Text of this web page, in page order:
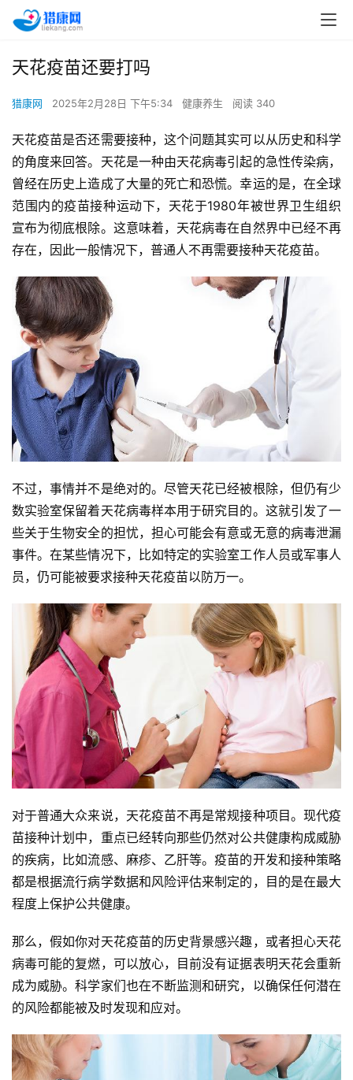
天花疫苗还要打吗
猎康网 2025年2月28日 下午5:34 健康养生 阅读 340
天花疫苗是否还需要接种，这个问题其实可以从历史和科学
的角度来回答。天花是一种由天花病毒引起的急性传染病，
曾经在历史上造成了大量的死亡和恐慌。幸运的是，在全球
范围内的疫苗接种运动下，天花于1980年被世界卫生组织
宣布为彻底根除。这意味着，天花病毒在自然界中已经不再
存在，因此一般情况下，普通人不再需要接种天花疫苗。
不过，事情并不是绝对的。尽管天花已经被根除，但仍有少
数实验室保留着天花病毒样本用于研究目的。这就引发了一
些关于生物安全的担忧，担心可能会有意或无意的病毒泄漏
事件。在某些情况下，比如特定的实验室工作人员或军事人
员，仍可能被要求接种天花疫苗以防万一。
对于普通大众来说，天花疫苗不再是常规接种项目。现代疫
苗接种计划中，重点已经转向那些仍然对公共健康构成威胁
的疾病，比如流感、麻疹、乙肝等。疫苗的开发和接种策略
都是根据流行病学数据和风险评估来制定的，目的是在最大
程度上保护公共健康。
那么，假如你对天花疫苗的历史背景感兴趣，或者担心天花
病毒可能的复燃，可以放心，目前没有证据表明天花会重新
成为威胁。科学家们也在不断监测和研究，以确保任何潜在
的风险都能被及时发现和应对。